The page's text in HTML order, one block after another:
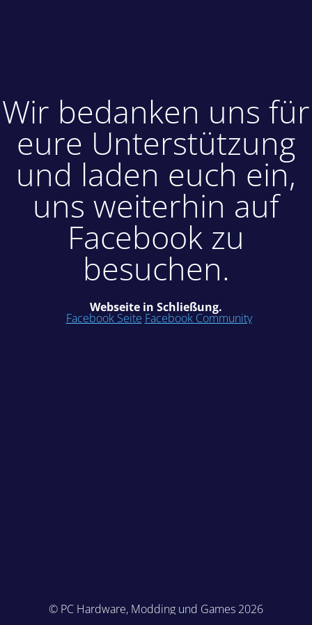
Wir bedanken uns für
eure Unterstützung
und laden euch ein,
uns weiterhin auf
Facebook zu
besuchen.
Webseite in Schließung.
Facebook Seite Facebook Community
© PC Hardware, Modding und Games 2026